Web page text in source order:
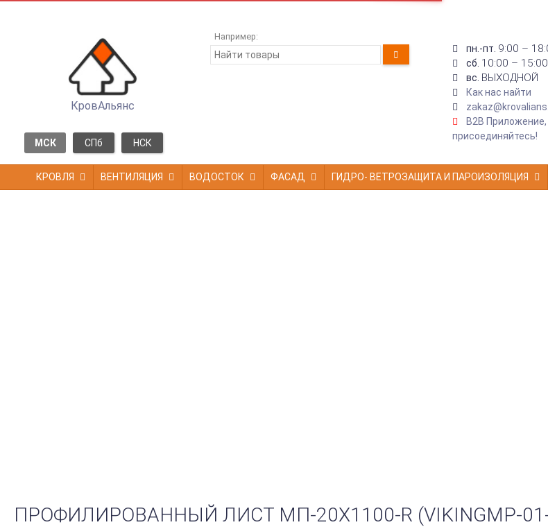
КровАльянс
МСК СПб НСК
Например:
пн.-пт. 9:00 –
сб. 10:00 – 15:00
вс. ВЫХОДНОЙ
Как нас найти
B2B Приложение,
присоединяйтесь!
КРОВЛЯ ВЕНТИЛЯЦИЯ ВОДОСТОК ФАСАД ГИДРО- ВЕТРОЗАЩИТА И ПАРОИЗОЛЯЦИЯ
ПРОФИЛИРОВАННЫЙ ЛИСТ МП-20Х1100-R (VIKINGMP-01-